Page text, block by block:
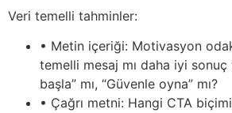
Veri temelli tahminler:
• Metin içeriği: Motivasyon
temelli mesaj mı daha iyi sonuç
başla” mı, “Güvenle oyna” mı?
• Çağrı metni: Hangi CTA